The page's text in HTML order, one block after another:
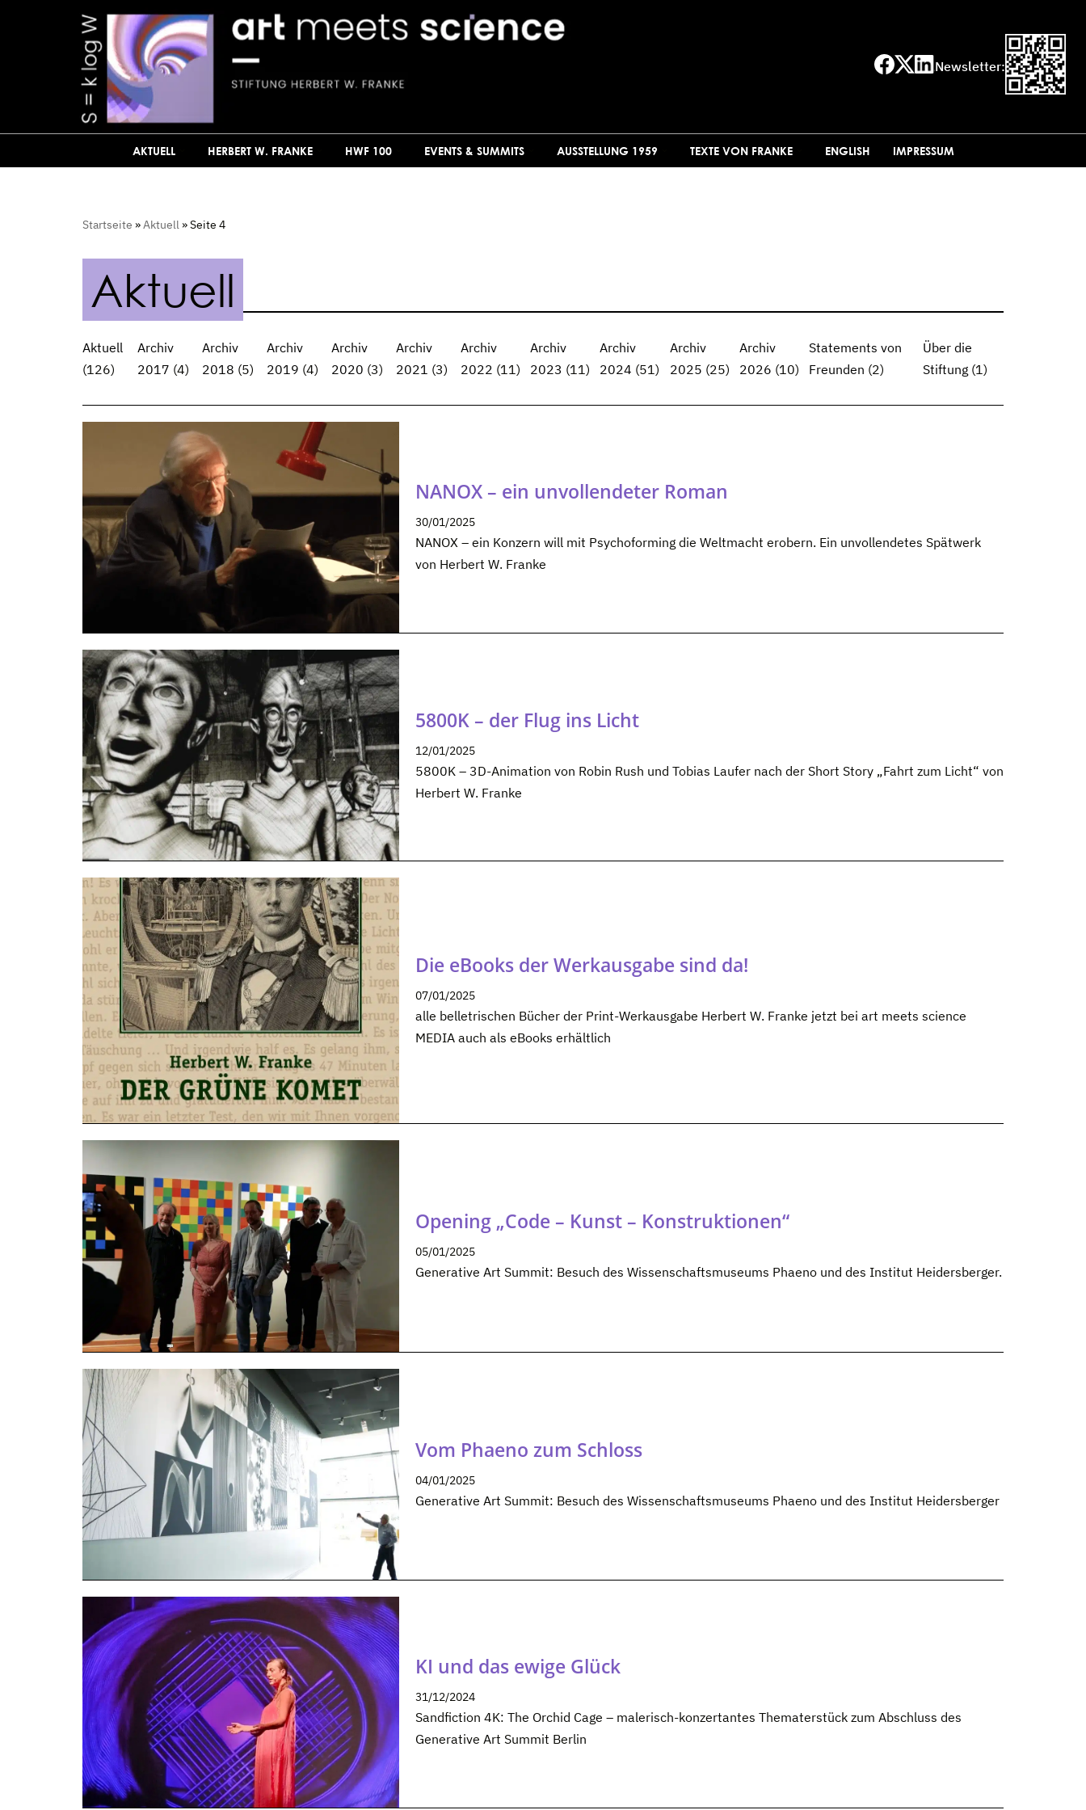
Newsletter:
AKTUELL HERBERT W. FRANKE HWF 100 EVENTS & SUMMITS AUSSTELLUNG 1959 TEXTE VON FRANKE ENGLISH IMPRESSUM
Startseite »Aktuell»Seite 4
Aktuell
Aktuell
(126)
Archiv
2017 (4)
Archiv
2018 (5)
Archiv
2019 (4)
Archiv
2020 (3)
Archiv
2021 (3)
Archiv
2022 (11)
Archiv
2023 (11)
Archiv
2024 (51)
Archiv
2025 (25)
Archiv
2026 (10)
Statements von
Freunden (2)
Über die
Stiftung (1)
NANOX – ein unvollendeter Roman
30/01/2025
NANOX – ein Konzern will mit Psychoforming die Weltmacht erobern. Ein unvollendetes Spätwerk
von Herbert W. Franke
5800K – der Flug ins Licht
12/01/2025
5800K – 3D-Animation von Robin Rush und Tobias Laufer nach der Short Story „Fahrt zum Licht“ von
Herbert W. Franke
Die eBooks der Werkausgabe sind da!
07/01/2025
alle belletrischen Bücher der Print-Werkausgabe Herbert W. Franke jetzt bei art meets science
MEDIA auch als eBooks erhältlich
Opening „Code – Kunst – Konstruktionen“
05/01/2025
Generative Art Summit: Besuch des Wissenschaftsmuseums Phaeno und des Institut Heidersberger.
Vom Phaeno zum Schloss
04/01/2025
Generative Art Summit: Besuch des Wissenschaftsmuseums Phaeno und des Institut Heidersberger
KI und das ewige Glück
31/12/2024
Sandfiction 4K: The Orchid Cage – malerisch-konzertantes Thematerstück zum Abschluss des
Generative Art Summit Berlin